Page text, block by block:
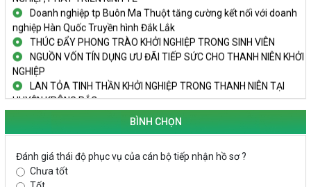
Doanh nghiệp tp Buôn Ma Thuột tăng cường kết nối với doanh
nghiệp Hàn Quốc Truyền hình Đắk Lắk
THÚC ĐẨY PHONG TRÀO KHỞI NGHIỆP TRONG SINH VIÊN
NGUỒN VỐN TÍN DỤNG ƯU ĐÃI TIẾP SỨC CHO THANH NIÊN KHỞI
NGHIỆP
LAN TỎA TINH THẦN KHỞI NGHIỆP TRONG THANH NIÊN TẠI
HUYỆN KRÔNG PẮC
KHỞI NGHIỆP VỚI MÔ HÌNH NUÔI ỐC NHỒI
NHÌN LẠI HOẠT ĐỘNG KHỞI NGHIỆP ĐẮK LẮK GIAI ĐOẠN 2018-
2020
KHAI MẠC TECHFEST 2024
TRAILER TECHFEST DAKLAK 2024 OK1
BÌNH CHỌN
Đánh giá thái độ phục vụ của cán bộ tiếp nhận hồ sơ ?
Chưa tốt